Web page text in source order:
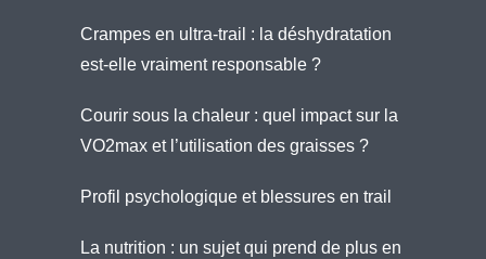
Crampes en ultra-trail : la déshydratation
est-elle vraiment responsable ?
Courir sous la chaleur : quel impact sur la
VO2max et l’utilisation des graisses ?
Profil psychologique et blessures en trail
La nutrition : un sujet qui prend de plus en